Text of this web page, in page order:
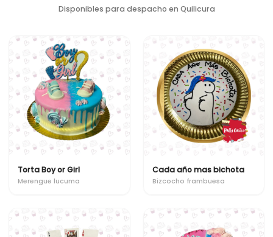
Disponibles para despacho en Quilicura
Torta Boy or Girl
Merengue lucuma
Cada año mas bichota
Bizcocho frambuesa